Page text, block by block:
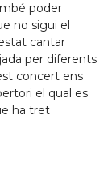
poder
no sigui el
cantar
per diferents
concert ens
el qual es
ha tret